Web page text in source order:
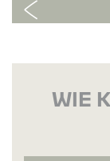
WIE